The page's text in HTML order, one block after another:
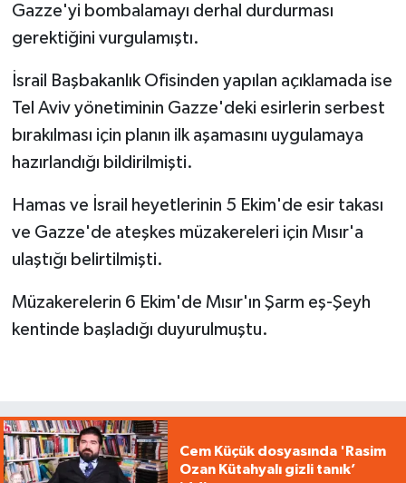
Gazze'yi bombalamayı derhal durdurması
gerektiğini vurgulamıştı.
İsrail Başbakanlık Ofisinden yapılan açıklamada ise
Tel Aviv yönetiminin Gazze'deki esirlerin serbest
bırakılması için planın ilk aşamasını uygulamaya
hazırlandığı bildirilmişti.
Hamas ve İsrail heyetlerinin 5 Ekim'de esir takası
ve Gazze'de ateşkes müzakereleri için Mısır'a
ulaştığı belirtilmişti.
Müzakerelerin 6 Ekim'de Mısır'ın Şarm eş-Şeyh
kentinde başladığı duyurulmuştu.
Cem Küçük dosyasında 'Rasim
Ozan Kütahyalı gizli tanık’